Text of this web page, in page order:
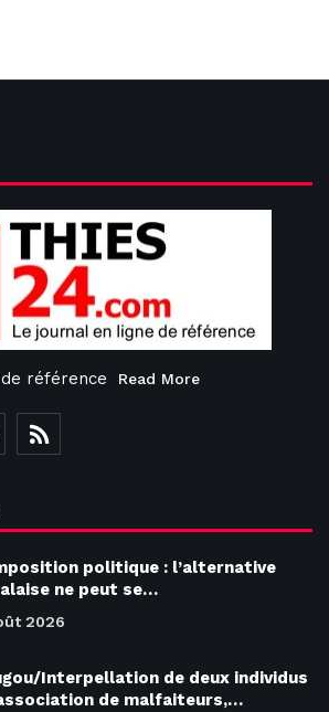
référence Read More
politique : l’alternative
ne peut se…
2026
Interpellation de deux individus
de malfaiteurs,…